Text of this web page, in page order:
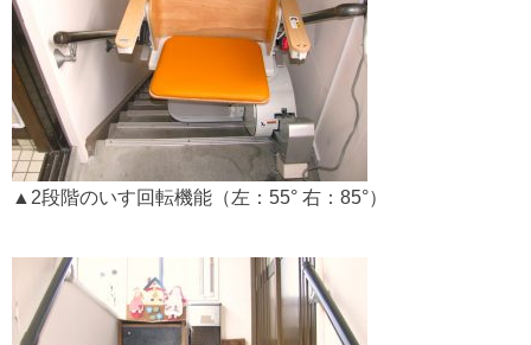
▲2段階のいす回転機能（左：55° 右：85°）